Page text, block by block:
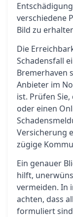
verschiedene
Bild zu
Die
Schadensfall
Bremerhaven
Anbieter im
ist. Prüfen
oder einen
Versicherung
zügige
Ein genauer
hilft,
vermeiden. In
achten, dass
formuliert